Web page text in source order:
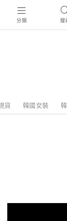
分類 搜
貨 韓國女裝